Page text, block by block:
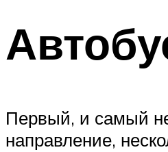
Первый, и самый
направление,